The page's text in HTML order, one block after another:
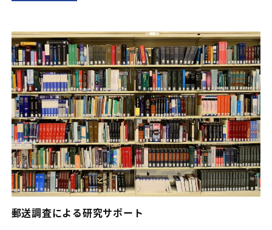
郵送調査による研究サポート